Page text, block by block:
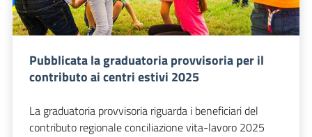
Pubblicata la graduatoria provvisoria per il
contributo ai centri estivi 2025
La graduatoria provvisoria riguarda i beneficiari del
contributo regionale conciliazione vita-lavoro 2025